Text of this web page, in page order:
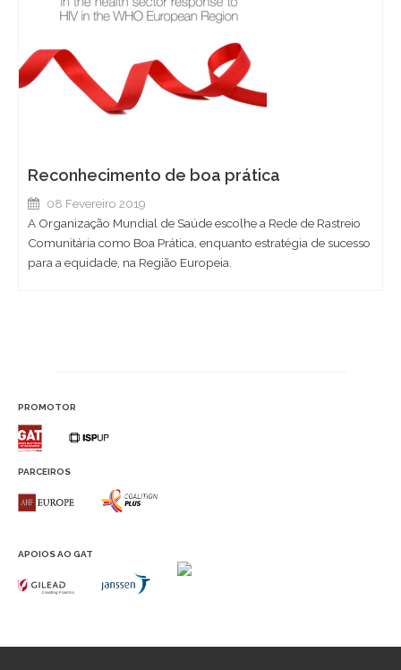
Reconhecimento de boa prática
08 Fevereiro 2019
A Organização Mundial de Saúde escolhe a Rede de Rastreio
Comunitária como Boa Prática, enquanto estratégia de sucesso
para a equidade, na Região Europeia.
PROMOTOR
PARCEIROS
APOIOS AO GAT